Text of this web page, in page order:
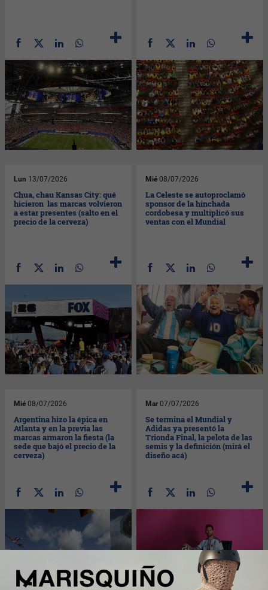
Lun 13/07/2026
Chua, chau Kansas City: qué
hicieron las marcas volvieron
a estar presentes (salto en el
precio de la cerveza)
Mié 08/07/2026
La Celeste se autoproclamó
sponsor de la hinchada
cordobesa y multiplicó sus
ventas con el Mundial
Mié 08/07/2026
Argentina hizo la épica en
Atlanta y en la previa las
marcas armaron la fiesta (la
sede que bajó el precio de la
cerveza)
Mar 07/07/2026
Se termina el Mundial y
Adidas ya presentó la
Trionda Final, la pelota de las
semis y la definición (mirá el
diseño acá)